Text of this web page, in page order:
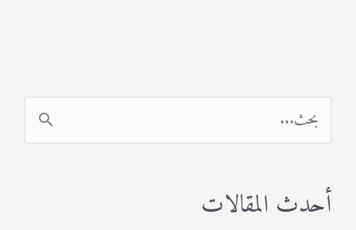
ل
ح
أحدث المقالات